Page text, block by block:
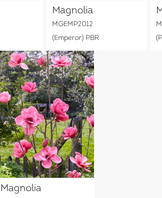
Magnolia
MGEMP2012
(Emperor) PBR
Magnolia